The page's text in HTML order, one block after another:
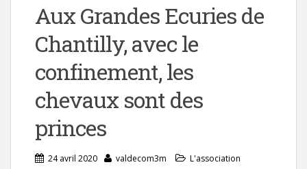
Aux Grandes Ecuries de
Chantilly, avec le
confinement, les
chevaux sont des
princes
24 avril 2020 valdecom3m L'association